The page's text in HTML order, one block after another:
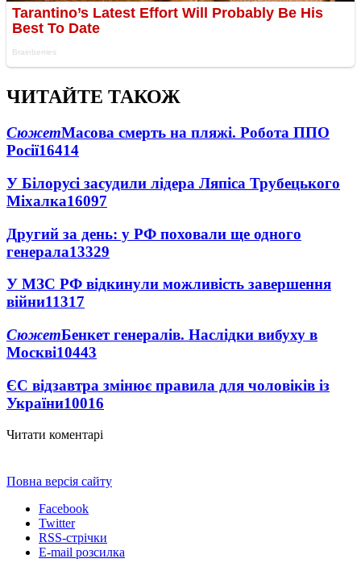
ЧИТАЙТЕ ТАКОЖ
СюжетМасова смерть на пляжі. Робота ППО
Росії16414
У Білорусі засудили лідера Ляпіса Трубецького
Міхалка16097
Другий за день: у РФ поховали ще одного
генерала13329
У МЗС РФ відкинули можливість завершення
війни11317
СюжетБенкет генералів. Наслідки вибуху в
Москві10443
ЄС відзавтра змінює правила для чоловіків із
України10016
Читати коментарі
Повна версія сайту
Facebook
Twitter
RSS-стрічки
E-mail розсилка